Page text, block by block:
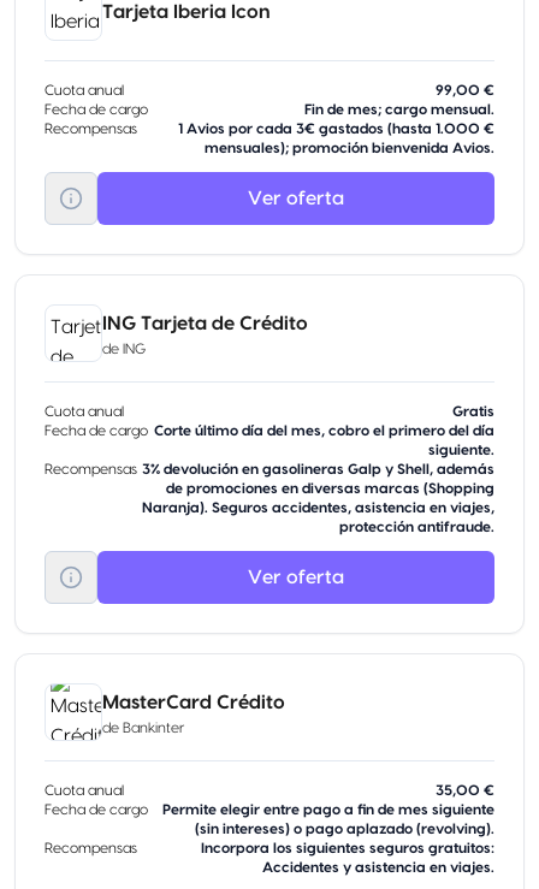
Tarjeta Iberia Icon
Cuota anual
99,00 €
Fecha de cargo
Fin de mes; cargo mensual.
Recompensas
1 Avios por cada 3€ gastados (hasta 1.000 €
mensuales); promoción bienvenida Avios.
Ver oferta
ING Tarjeta de Crédito
de ING
Cuota anual
Gratis
Fecha de cargo Corte último día del mes, cobro el primero del día
siguiente.
Recompensas 3% devolución en gasolineras Galp y Shell, además
de promociones en diversas marcas (Shopping
Naranja). Seguros accidentes, asistencia en viajes,
protección antifraude.
Ver oferta
MasterCard Crédito
de Bankinter
Cuota anual
35,00 €
Fecha de cargo
Permite elegir entre pago a fin de mes siguiente
(sin intereses) o pago aplazado (revolving).
Recompensas
Incorpora los siguientes seguros gratuitos:
Accidentes y asistencia en viajes.